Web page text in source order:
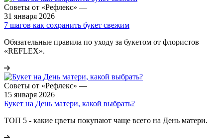
Советы от «Рефлекс» —
31 января 2026
7 шагов как сохранить букет свежим
Обязательные правила по уходу за букетом от флористов
«REFLEX».
Советы от «Рефлекс» —
15 января 2026
Букет на День матери, какой выбрать?
ТОП 5 - какие цветы покупают чаще всего на День матери.